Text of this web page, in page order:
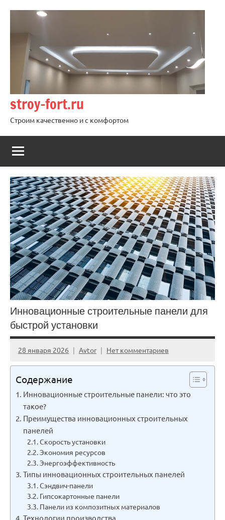
stroy-fort.ru
Строим качественно и с комфортом
Инновационные строительные панели для
быстрой установки
28 января 2026 Avtor Нет комментариев
Содержание
Инновационные строительные панели: что это
такое?
Преимущества инновационных строительных
панелей
Скорость установки
Экономия ресурсов
Энергоэффективность
Типы инновационных строительных панелей
Сэндвич-панели
Гипсокартонные панели
Панели из композитных материалов
Технологии производства